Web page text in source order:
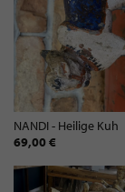
NANDI - Heilige Kuh
69,00 €